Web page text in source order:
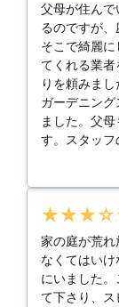
父母が住ん
るのですが、
そこで綺麗
てくれる業
りを頼みま
ガーデニン
ました。父
す。スタッフ
家の庭が荒
なくてはい
にいました
て下さり、